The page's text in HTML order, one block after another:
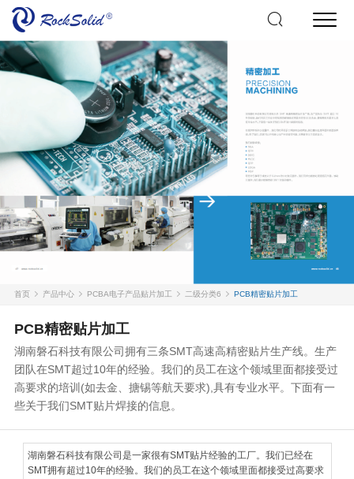
首页 产品中心 PCBA电子产品贴片加工 二级分类6 PCB精密贴片加工
PCB精密贴片加工
湖南磐石科技有限公司拥有三条SMT高速高精密贴片生产线。生产
团队在SMT超过10年的经验。我们的员工在这个领域里面都接受过
高要求的培训(如去金、搪锡等航天要求),具有专业水平。下面有一
些关于我们SMT贴片焊接的信息。
湖南磐石科技有限公司是一家很有SMT贴片经验的工厂。我们已经在
SMT拥有超过10年的经验。我们的员工在这个领域里面都接受过高要求